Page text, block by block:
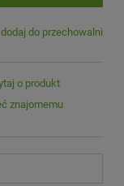
dodaj do przechowalni
o produkt
znajomemu